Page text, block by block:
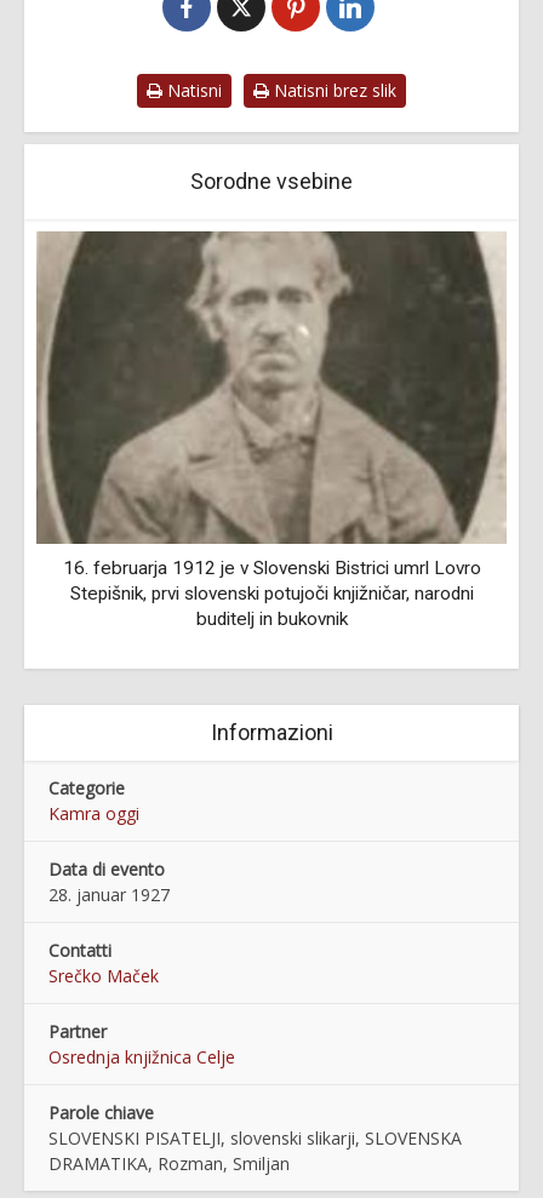
Natisni Natisni brez slik
Sorodne vsebine
16. februarja 1912 je v Slovenski Bistrici umrl Lovro
Stepišnik, prvi slovenski potujoči knjižničar, narodni
buditelj in bukovnik
Informazioni
Categorie
Kamra oggi
Data di evento
28. januar 1927
Contatti
Srečko Maček
Partner
Osrednja knjižnica Celje
Parole chiave
SLOVENSKI PISATELJI, slovenski slikarji, SLOVENSKA
DRAMATIKA, Rozman, Smiljan